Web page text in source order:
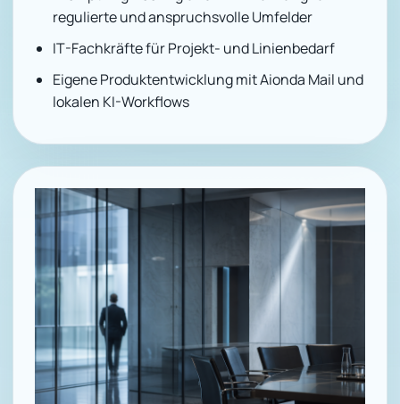
regulierte und anspruchsvolle Umfelder
IT-Fachkräfte für Projekt- und Linienbedarf
Eigene Produktentwicklung mit Aionda Mail und
lokalen KI-Workflows